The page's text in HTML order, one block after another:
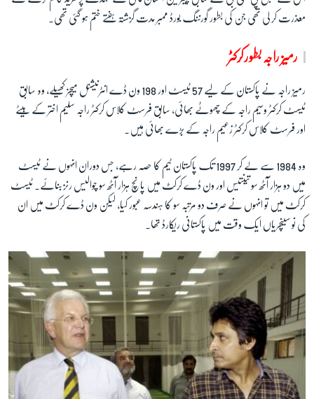
معذرت کر لی تھی جن کی بطور گورننگ بورڈ ممبر مدت گزشتہ ہفتے ختم ہو گئی تھی۔
رمیز راجہ بطور کرکٹر
رمیز راجہ نے پاکستان کے لیے 57 ٹیسٹ اور 198 ون ڈے انٹرنیشنل میچز کھیلے، وہ سابق
ٹیسٹ کرکٹر وسیم راجہ کے چھوٹے بھائی، سابق فرسٹ کلاس کرکٹر راجہ سلیم اختر کے بیٹے
اور فرسٹ کلاس کرکٹر زعیم راجہ کے بڑے بھائی ہیں۔
وہ 1984 سے لے کر 1997 تک پاکستان ٹیم کا حصہ رہے، جس دوران انہوں نے ٹیسٹ
میں دو ہزار آٹھ سو تینتیس اور ون ڈے کرکٹ میں پانچ ہزار آٹھ سو چوالیس رنز بنائے۔ ٹیسٹ
کرکٹ میں تو انہوں نے صرف دو مرتبہ سو کا ہندسہ عبور کیا، لیکن ون ڈے کرکٹ میں ان
کی نو سینچریاں ایک وقت میں پاکستانی ریکارڈ تھا۔